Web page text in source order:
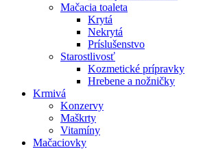
Mačacia toaleta
Krytá
Nekrytá
Príslušenstvo
Starostlivosť
Kozmetické prípravky
Hrebene a nožničky
Krmivá
Konzervy
Maškrty
Vitamíny
Mačaciovky